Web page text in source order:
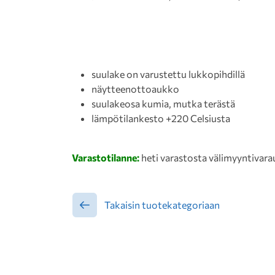
suulake on varustettu lukkopihdillä
näytteenottoaukko
suulakeosa kumia, mutka terästä
lämpötilankesto +220 Celsiusta
Varastotilanne: heti varastosta
Takaisin tuotekategoriaan